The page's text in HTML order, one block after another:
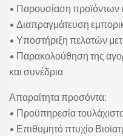
• Παρουσίαση προϊόντων
• Διαπραγμάτευση
• Υποστήριξη πελατών
• Παρακολούθηση της
και συνέδρια
Απαραίτητα προσόντα:
• Προϋπηρεσία
• Επιθυμητό πτυχίο